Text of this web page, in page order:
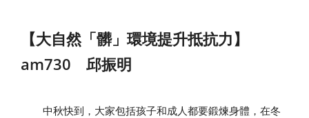
【大自然「髒」環境提升抵抗力】
am730 邱振明
中秋快到，大家包括孩子和成人都要鍛煉身體，在冬